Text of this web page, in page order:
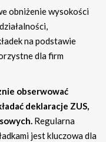
obniżenie wysokości
na podstawie
dla firm
obserwować
deklaracje ZUS,
Regularna
jest kluczowa dla